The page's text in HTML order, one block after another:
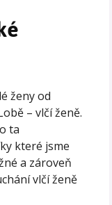
ženy od
– vlčí ženě.
ta
které jsme
a zároveň
vlčí ženě